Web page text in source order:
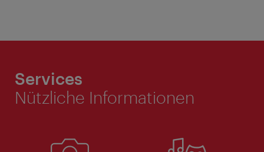
Services
Nützliche Informationen